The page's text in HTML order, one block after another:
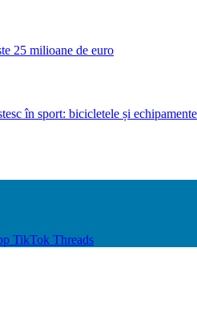
25 milioane de euro
în sport: bicicletele și
TikTok Threads